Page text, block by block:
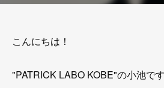
こんにちは！
"PATRICK LABO KOBE"の小池です